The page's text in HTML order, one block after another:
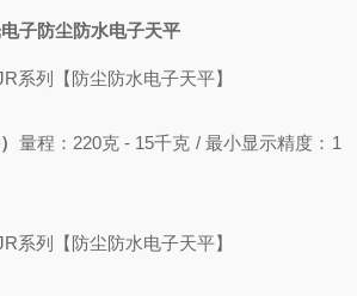
子防尘防水电子天平
系列【防尘防水电子天平】
量程：220克 - 15千克 / 最小显示精度：1
系列【防尘防水电子天平】